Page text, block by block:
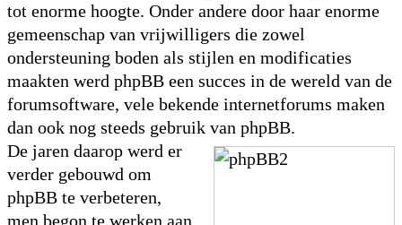
tot enorme hoogte. Onder andere door haar enorme
gemeenschap van vrijwilligers die zowel
ondersteuning boden als stijlen en modificaties
maakten werd phpBB een succes in de wereld van de
forumsoftware, vele bekende internetforums maken
dan ook nog steeds gebruik van phpBB.
De jaren daarop werd er
verder gebouwd om
phpBB te verbeteren,
men begon te werken aan